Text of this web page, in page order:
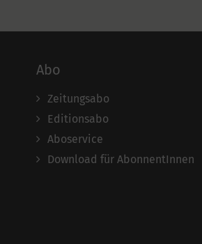
Abo
Zeitungsabo
Editionsabo
Aboservice
Download für AbonnentInnen